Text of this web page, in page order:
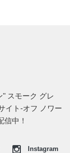
ている。レギュ
が入り次第、
で報告したい。
" スモーク グレ
イト-オフ ノワー
信中！
Instagram